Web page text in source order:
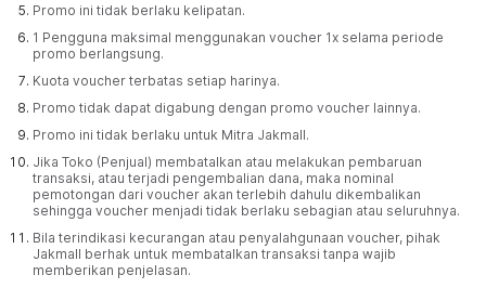
Promo ini tidak berlaku kelipatan.
1 Pengguna maksimal menggunakan voucher 1x selama periode
promo berlangsung.
Kuota voucher terbatas setiap harinya.
Promo tidak dapat digabung dengan promo voucher lainnya.
Promo ini tidak berlaku untuk Mitra Jakmall.
Jika Toko (Penjual) membatalkan atau melakukan pembaruan
transaksi, atau terjadi pengembalian dana, maka nominal
pemotongan dari voucher akan terlebih dahulu dikembalikan
sehingga voucher menjadi tidak berlaku sebagian atau seluruhnya.
Bila terindikasi kecurangan atau penyalahgunaan voucher, pihak
Jakmall berhak untuk membatalkan transaksi tanpa wajib
memberikan penjelasan.